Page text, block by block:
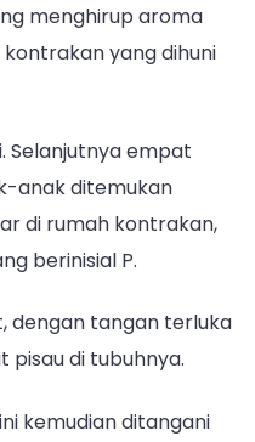
menghirup aroma
yang dihuni
Selanjutnya empat
anak ditemukan
di rumah kontrakan,
berinisial P.
dengan tangan terluka
di tubuhnya.
kemudian ditangani